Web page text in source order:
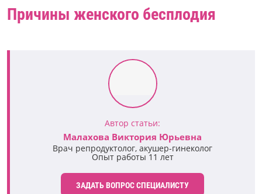
Причины женского бесплодия
Автор статьи:
Малахова Виктория Юрьевна
Врач репродуктолог, акушер-гинеколог
Опыт работы 11 лет
ЗАДАТЬ ВОПРОС СПЕЦИАЛИСТУ